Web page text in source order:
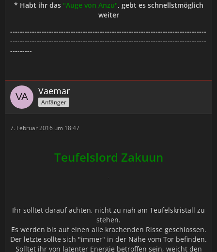
* Habt ihr das "Auge von Anzu", gebt es schnellstmöglich
weiter
---------------------------------------------------------------------------------
---------------------------------------------------------------------------------
---------
Vaemar
Anfänger
7. Februar 2016 um 18:47
Teufelslord Zakuun
Ihr solltet darauf achten, nicht zu nah am Teufelskristall zu
stehen.
Es werden bis auf einen alle krachenden Risse geschlossen.
Der letzte sollte sich "immer" in der Nähe vom Tor befinden.
Solltet ihr von latenter Energie betroffen sein, weicht den